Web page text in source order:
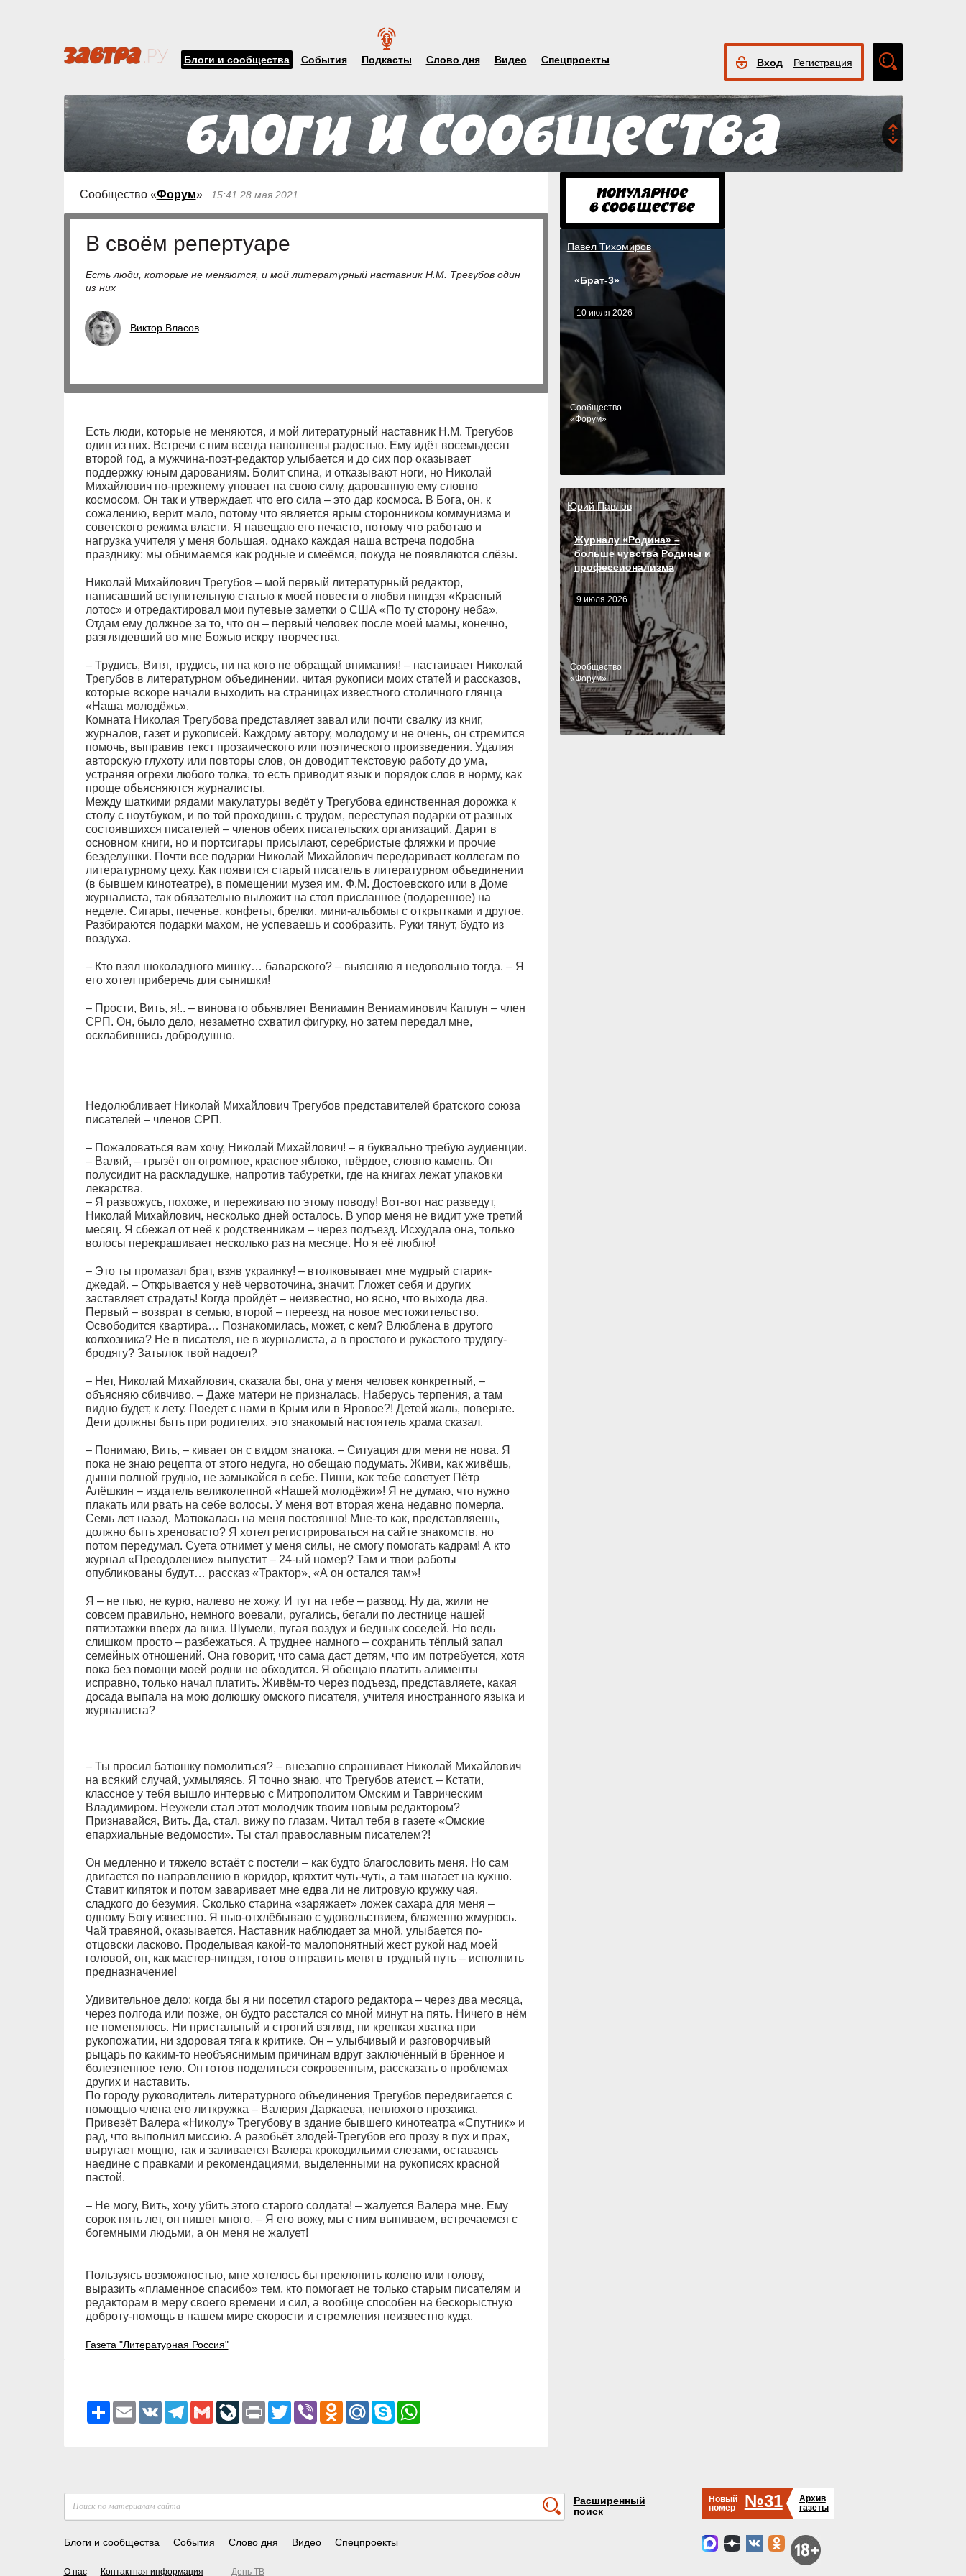
Блоги и сообщества События Подкасты Слово дня Видео Спецпроекты Вход Регистрация
поиск
Сообщество «Форум» 15:41 28 мая 2021
В своём репертуаре
Есть люди, которые не меняются, и мой литературный наставник Н.М. Трегубов один
из них
Виктор Власов
Есть люди, которые не меняются, и мой литературный наставник Н.М. Трегубов
один из них. Встречи с ним всегда наполнены радостью. Ему идёт восемьдесят
второй год, а мужчина-поэт-редактор улыбается и до сих пор оказывает
поддержку юным дарованиям. Болит спина, и отказывают ноги, но Николай
Михайлович по-прежнему уповает на свою силу, дарованную ему словно
космосом. Он так и утверждает, что его сила – это дар космоса. В Бога, он, к
сожалению, верит мало, потому что является ярым сторонником коммунизма и
советского режима власти. Я навещаю его нечасто, потому что работаю и
нагрузка учителя у меня большая, однако каждая наша встреча подобна
празднику: мы обнимаемся как родные и смеёмся, покуда не появляются слёзы.
Николай Михайлович Трегубов – мой первый литературный редактор,
написавший вступительную статью к моей повести о любви ниндзя «Красный
лотос» и отредактировал мои путевые заметки о США «По ту сторону неба».
Отдам ему должное за то, что он – первый человек после моей мамы, конечно,
разглядевший во мне Божью искру творчества.
– Трудись, Витя, трудись, ни на кого не обращай внимания! – настаивает Николай
Трегубов в литературном объединении, читая рукописи моих статей и рассказов,
которые вскоре начали выходить на страницах известного столичного глянца
«Наша молодёжь».
Комната Николая Трегубова представляет завал или почти свалку из книг,
журналов, газет и рукописей. Каждому автору, молодому и не очень, он стремится
помочь, выправив текст прозаического или поэтического произведения. Удаляя
авторскую глухоту или повторы слов, он доводит текстовую работу до ума,
устраняя огрехи любого толка, то есть приводит язык и порядок слов в норму, как
проще объясняются журналисты.
Между шаткими рядами макулатуры ведёт у Трегубова единственная дорожка к
столу с ноутбуком, и по той проходишь с трудом, переступая подарки от разных
состоявшихся писателей – членов обеих писательских организаций. Дарят в
основном книги, но и портсигары присылают, серебристые фляжки и прочие
безделушки. Почти все подарки Николай Михайлович передаривает коллегам по
литературному цеху. Как появится старый писатель в литературном объединении
(в бывшем кинотеатре), в помещении музея им. Ф.М. Достоевского или в Доме
журналиста, так обязательно выложит на стол присланное (подаренное) на
неделе. Сигары, печенье, конфеты, брелки, мини-альбомы с открытками и другое.
Разбираются подарки махом, не успеваешь и сообразить. Руки тянут, будто из
воздуха.
– Кто взял шоколадного мишку… баварского? – выясняю я недовольно тогда. – Я
его хотел приберечь для сынишки!
– Прости, Вить, я!.. – виновато объявляет Вениамин Вениаминович Каплун – член
СРП. Он, было дело, незаметно схватил фигурку, но затем передал мне,
осклабившись добродушно.
Недолюбливает Николай Михайлович Трегубов представителей братского союза
писателей – членов СРП.
– Пожаловаться вам хочу, Николай Михайлович! – я буквально требую аудиенции.
– Валяй, – грызёт он огромное, красное яблоко, твёрдое, словно камень. Он
полусидит на раскладушке, напротив табуретки, где на книгах лежат упаковки
лекарства.
– Я развожусь, похоже, и переживаю по этому поводу! Вот-вот нас разведут,
Николай Михайлович, несколько дней осталось. В упор меня не видит уже третий
месяц. Я сбежал от неё к родственникам – через подъезд. Исхудала она, только
волосы перекрашивает несколько раз на месяце. Но я её люблю!
– Это ты промазал брат, взяв украинку! – втолковывает мне мудрый старик-
джедай. – Открывается у неё червоточина, значит. Гложет себя и других
заставляет страдать! Когда пройдёт – неизвестно, но ясно, что выхода два.
Первый – возврат в семью, второй – переезд на новое местожительство.
Освободится квартира… Познакомилась, может, с кем? Влюблена в другого
колхозника? Не в писателя, не в журналиста, а в простого и рукастого трудягу-
бродягу? Затылок твой надоел?
– Нет, Николай Михайлович, сказала бы, она у меня человек конкретный, –
объясняю сбивчиво. – Даже матери не призналась. Наберусь терпения, а там
видно будет, к лету. Поедет с нами в Крым или в Яровое?! Детей жаль, поверьте.
Дети должны быть при родителях, это знакомый настоятель храма сказал.
– Понимаю, Вить, – кивает он с видом знатока. – Ситуация для меня не нова. Я
пока не знаю рецепта от этого недуга, но обещаю подумать. Живи, как живёшь,
дыши полной грудью, не замыкайся в себе. Пиши, как тебе советует Пётр
Алёшкин – издатель великолепной «Нашей молодёжи»! Я не думаю, что нужно
плакать или рвать на себе волосы. У меня вот вторая жена недавно померла.
Семь лет назад. Матюкалась на меня постоянно! Мне-то как, представляешь,
должно быть хреновасто? Я хотел регистрироваться на сайте знакомств, но
потом передумал. Суета отнимет у меня силы, не смогу помогать кадрам! А кто
журнал «Преодоление» выпустит – 24-ый номер? Там и твои работы
опубликованы будут… рассказ «Трактор», «А он остался там»!
Я – не пью, не курю, налево не хожу. И тут на тебе – развод. Ну да, жили не
совсем правильно, немного воевали, ругались, бегали по лестнице нашей
пятиэтажки вверх да вниз. Шумели, пугая воздух и бедных соседей. Но ведь
слишком просто – разбежаться. А труднее намного – сохранить тёплый запал
семейных отношений. Она говорит, что сама даст детям, что им потребуется, хотя
пока без помощи моей родни не обходится. Я обещаю платить алименты
исправно, только начал платить. Живём-то через подъезд, представляете, какая
досада выпала на мою долюшку омского писателя, учителя иностранного языка и
журналиста?
– Ты просил батюшку помолиться? – внезапно спрашивает Николай Михайлович
на всякий случай, ухмыляясь. Я точно знаю, что Трегубов атеист. – Кстати,
классное у тебя вышло интервью с Митрополитом Омским и Таврическим
Владимиром. Неужели стал этот молодчик твоим новым редактором?
Признавайся, Вить. Да, стал, вижу по глазам. Читал тебя в газете «Омские
епархиальные ведомости». Ты стал православным писателем?!
Он медленно и тяжело встаёт с постели – как будто благословить меня. Но сам
двигается по направлению в коридор, кряхтит чуть-чуть, а там шагает на кухню.
Ставит кипяток и потом заваривает мне едва ли не литровую кружку чая,
сладкого до безумия. Сколько старина «заряжает» ложек сахара для меня –
одному Богу известно. Я пью-отхлёбываю с удовольствием, блаженно жмурюсь.
Чай травяной, оказывается. Наставник наблюдает за мной, улыбается по-
отцовски ласково. Проделывая какой-то малопонятный жест рукой над моей
головой, он, как мастер-ниндзя, готов отправить меня в трудный путь – исполнить
предназначение!
Удивительное дело: когда бы я ни посетил старого редактора – через два месяца,
через полгода или позже, он будто расстался со мной минут на пять. Ничего в нём
не поменялось. Ни пристальный и строгий взгляд, ни крепкая хватка при
рукопожатии, ни здоровая тяга к критике. Он – улыбчивый и разговорчивый
рыцарь по каким-то необъяснимым причинам вдруг заключённый в бренное и
болезненное тело. Он готов поделиться сокровенным, рассказать о проблемах
других и наставить.
По городу руководитель литературного объединения Трегубов передвигается с
помощью члена его литкружка – Валерия Даркаева, неплохого прозаика.
Привезёт Валера «Николу» Трегубову в здание бывшего кинотеатра «Спутник» и
рад, что выполнил миссию. А разобьёт злодей-Трегубов его прозу в пух и прах,
выругает мощно, так и заливается Валера крокодильими слезами, оставаясь
наедине с правками и рекомендациями, выделенными на рукописях красной
пастой.
– Не могу, Вить, хочу убить этого старого солдата! – жалуется Валера мне. Ему
сорок пять лет, он пишет много. – Я его вожу, мы с ним выпиваем, встречаемся с
богемными людьми, а он меня не жалует!
Пользуясь возможностью, мне хотелось бы преклонить колено или голову,
выразить «пламенное спасибо» тем, кто помогает не только старым писателям и
редакторам в меру своего времени и сил, а вообще способен на бескорыстную
доброту-помощь в нашем мире скорости и стремления неизвестно куда.
Газета "Литературная Россия"
РесурсEmail VK Telegram
GmailLiveJournal
Print TwitterViber Odnoklassniki
Mail.RuSkypeWhatsApp
Павел Тихомиров
«Брат-3»
10 июля 2026
Cообщество
«Форум»
Юрий Павлов
Журналу «Родина» –
больше чувства Родины и
профессионализма
9 июля 2026
Cообщество
«Форум»
Расширенный
поиск
Блоги и сообщества События Слово дня Видео Спецпроекты
О нас Контактная информация День ТВ
Новый
номер
№31
Архив
газеты